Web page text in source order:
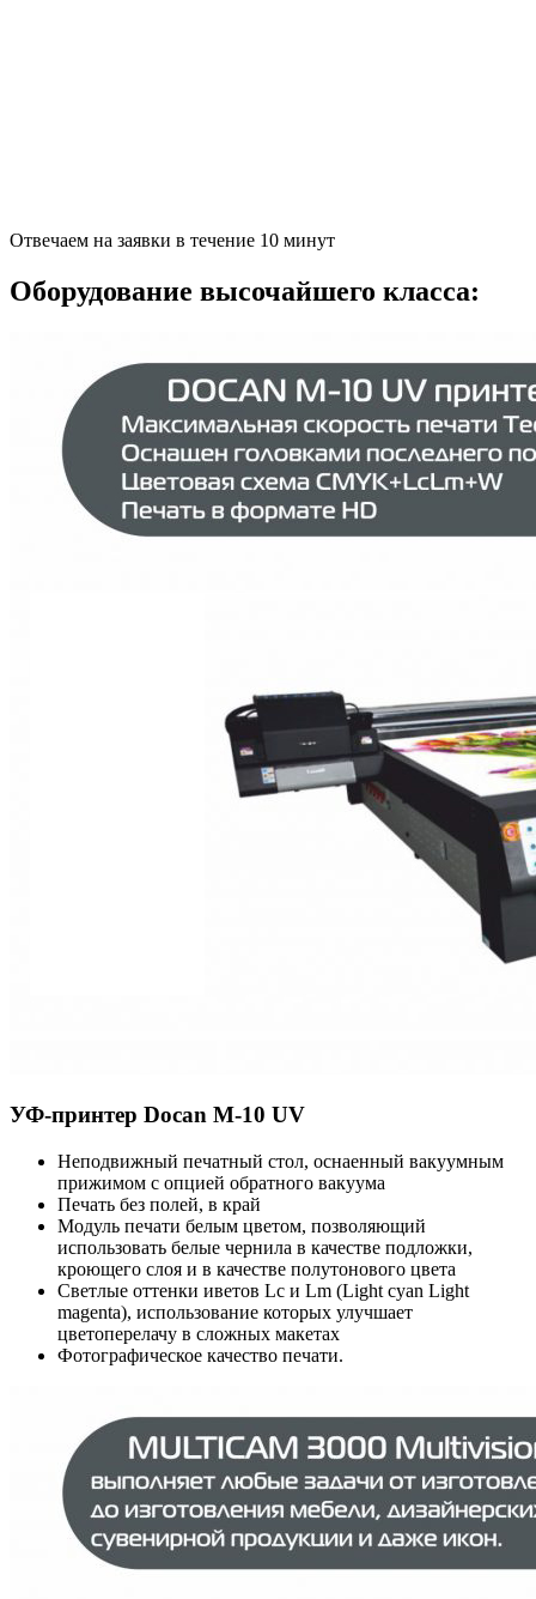
Отвечаем на заявки в течение 10 минут
Оборудование высочайшего класса:
УФ-принтер Docan M-10 UV
Неподвижный печатный стол, оснаенный вакуумным
прижимом с опцией обратного вакуума
Печать без полей, в край
Модуль печати белым цветом, позволяющий
использовать белые чернила в качестве подложки,
кроющего слоя и в качестве полутонового цвета
Светлые оттенки иветов Lc и Lm (Light cyan Light
magenta), использование которых улучшает
цветоперелачу в сложных макетах
Фотографическое качество печати.